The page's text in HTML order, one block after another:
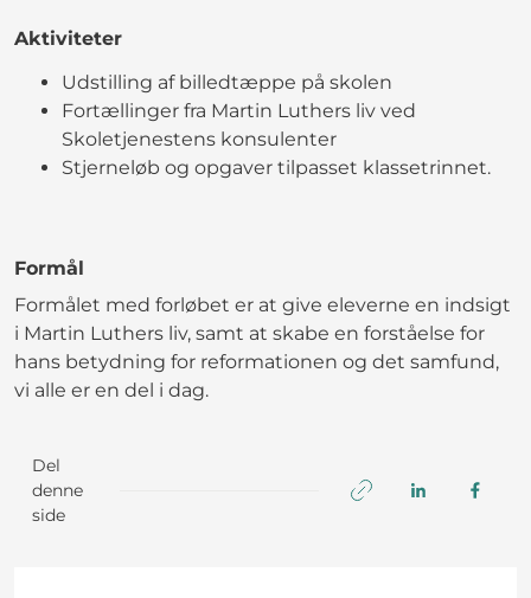
Aktiviteter
Udstilling af billedtæppe på skolen
Fortællinger fra Martin Luthers liv ved
Skoletjenestens konsulenter
Stjerneløb og opgaver tilpasset klassetrinnet.
Formål
Formålet med forløbet er at give eleverne en indsigt
i Martin Luthers liv, samt at skabe en forståelse for
hans betydning for reformationen og det samfund,
vi alle er en del i dag.
Del
denne
side